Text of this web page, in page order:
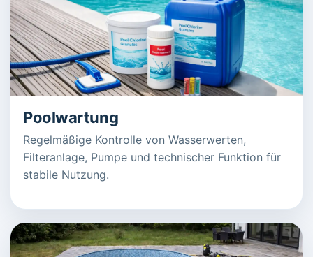
Poolwartung
Regelmäßige Kontrolle von Wasserwerten,
Filteranlage, Pumpe und technischer Funktion für
stabile Nutzung.